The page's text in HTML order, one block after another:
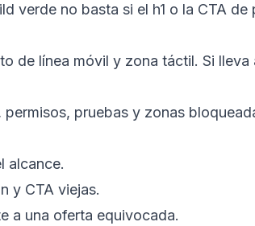
verde no basta si el h1 o la CTA
de línea móvil y zona táctil. Si
pruebas y zonas
alcance.
y CTA viejas.
a una oferta equivocada.